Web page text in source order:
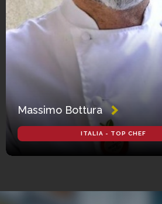
Massimo Bottura
ITALIA - TOP CHEF